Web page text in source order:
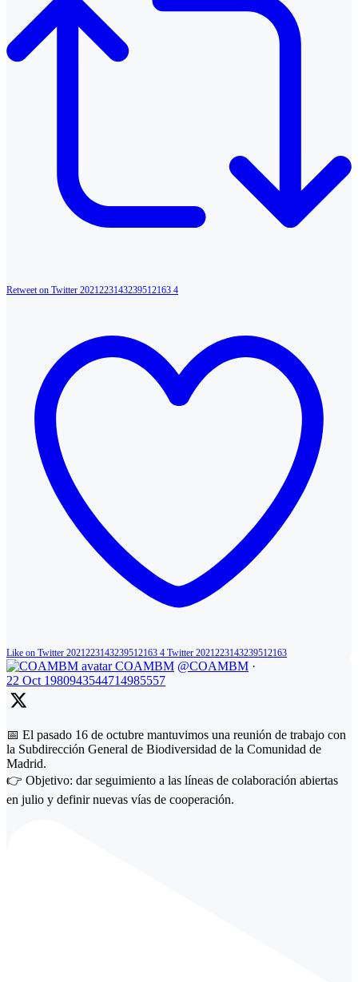
Retweet on Twitter 2021223143239512163 4
Like on Twitter 2021223143239512163 4 Twitter 2021223143239512163
COAMBM @COAMBM ·
22 Oct 1980943544714985557
📅 El pasado 16 de octubre mantuvimos una reunión de trabajo con
la Subdirección General de Biodiversidad de la Comunidad de
Madrid.
👉 Objetivo: dar seguimiento a las líneas de colaboración abiertas
en julio y definir nuevas vías de cooperación.